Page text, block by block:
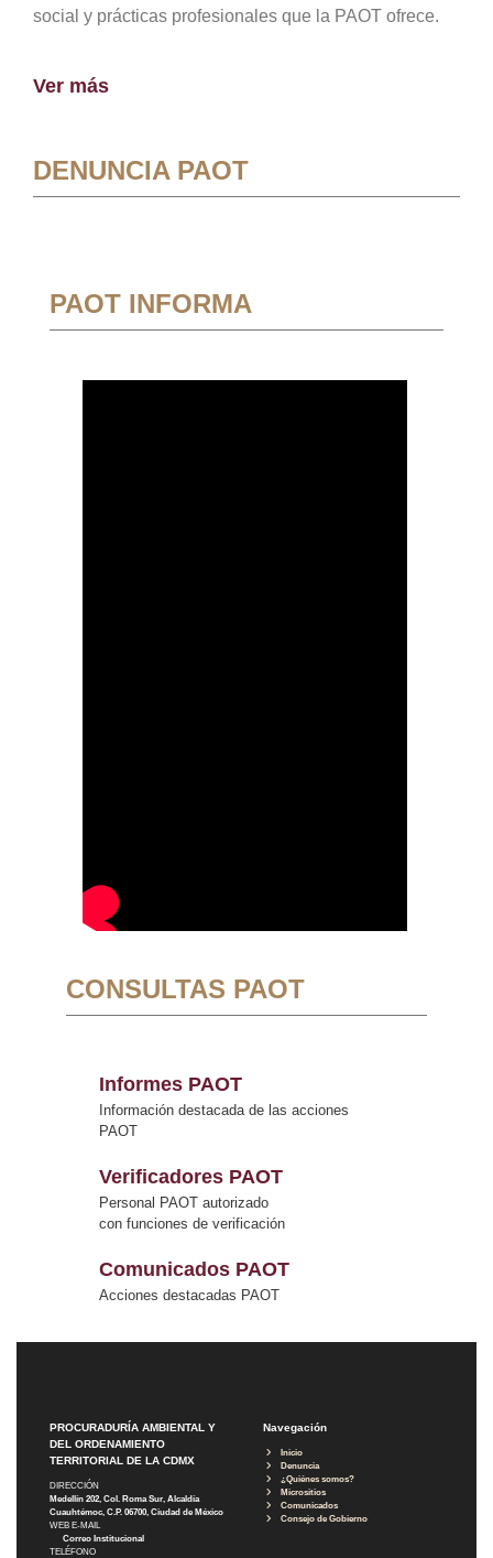
social y prácticas profesionales que la PAOT ofrece.
Ver más
DENUNCIA PAOT
PAOT INFORMA
CONSULTAS PAOT
Informes PAOT
Información destacada de las acciones
PAOT
Verificadores PAOT
Personal PAOT autorizado
con funciones de verificación
Comunicados PAOT
Acciones destacadas PAOT
PROCURADURÍA AMBIENTAL Y
DEL ORDENAMIENTO
TERRITORIAL DE LA CDMX
DIRECCIÓN
Medellín 202, Col. Roma Sur, Alcaldía
Cuauhtémoc, C.P. 06700, Ciudad de México
WEB E-MAIL
Correo Institucional
TELÉFONO
Navegación
Inicio
Denuncia
¿Quiénes somos?
Micrositios
Comunicados
Consejo de Gobierno